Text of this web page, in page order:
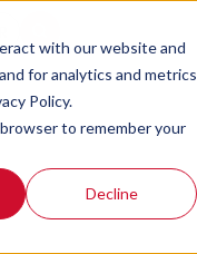
with our website and
for analytics and metrics
Policy.
to remember your
Decline